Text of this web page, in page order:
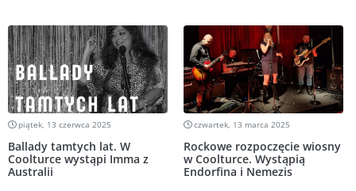
piątek, 13 czerwca 2025
Ballady tamtych lat. W
Coolturce wystąpi Imma z
Australii
czwartek, 13 marca 2025
Rockowe rozpoczęcie wiosny
w Coolturce. Wystąpią
Endorfina i Nemezis